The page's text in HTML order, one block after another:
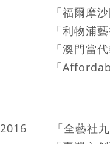
「福爾摩沙國際
「利物浦藝術博
「澳門當代藝術
「Affordable Art
2016 「全藝